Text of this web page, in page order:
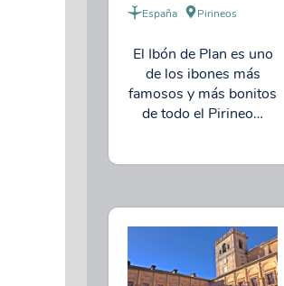
España Pirineos
El Ibón de Plan es uno
de los ibones más
famosos y más bonitos
de todo el Pirineo…